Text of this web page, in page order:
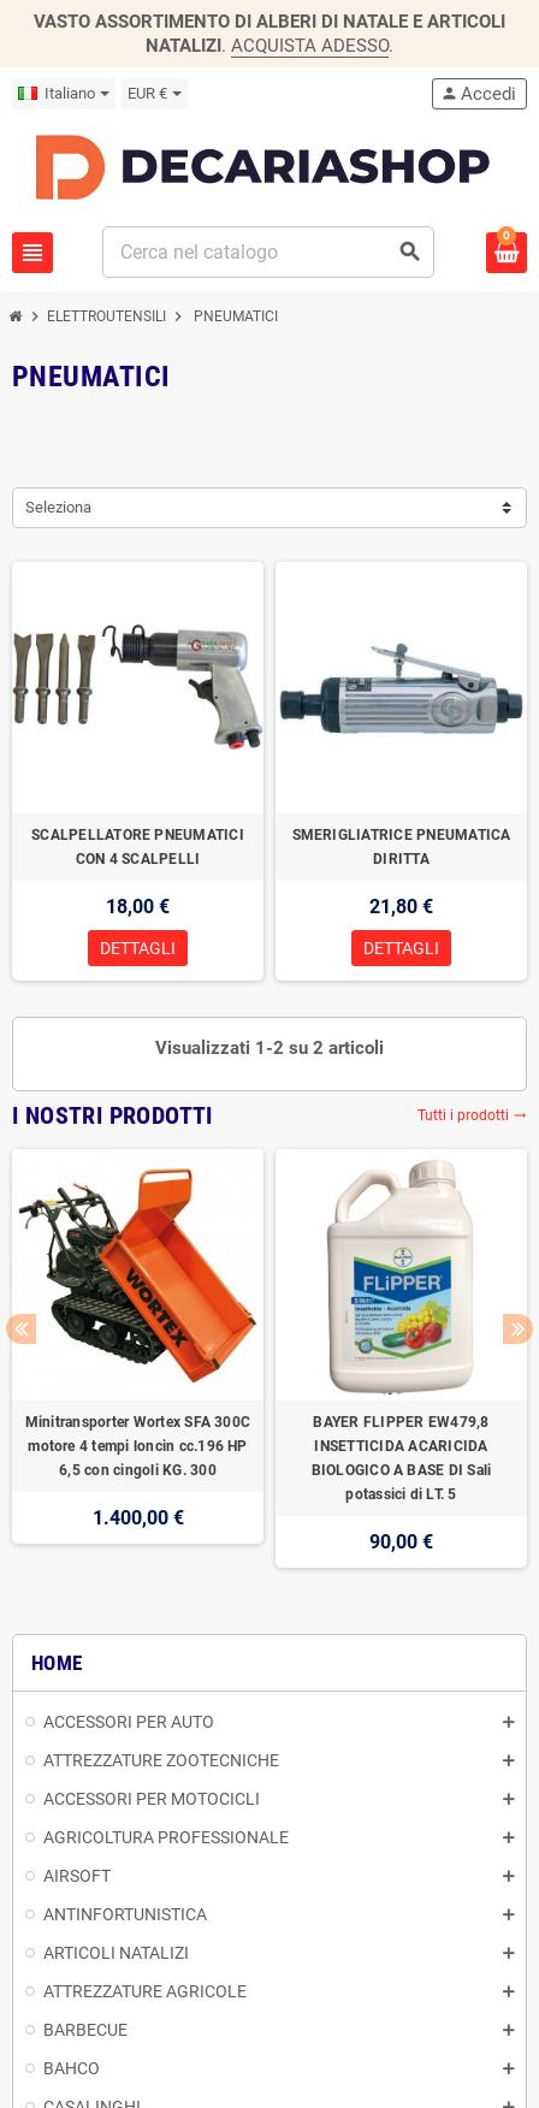
VASTO ASSORTIMENTO DI ALBERI DI NATALE E ARTICOLI
NATALIZI. ACQUISTA ADESSO.
Italiano EUR €
view_headline search
person Accedi
0
chevron_right ELETTROUTENSILI chevron_right PNEUMATICI
HOME
ACCESSORI PER AUTO
ATTREZZATURE ZOOTECNICHE
ACCESSORI PER MOTOCICLI
AGRICOLTURA PROFESSIONALE
AIRSOFT
ANTINFORTUNISTICA
ARTICOLI NATALIZI
ATTREZZATURE AGRICOLE
BARBECUE
BAHCO
PNEUMATICI
Seleziona
SCALPELLATORE PNEUMATICI
CON 4 SCALPELLI
18,00 €
DETTAGLI
SMERIGLIATRICE PNEUMATICA
DIRITTA
21,80 €
DETTAGLI
Visualizzati 1-2 su 2 articoli
I NOSTRI PRODOTTI Tutti i prodotti trending_flat
Minitransporter Wortex SFA 300C
motore 4 tempi loncin cc.196 HP
6,5 con cingoli KG. 300
1.400,00 €
BAYER FLIPPER EW479,8
INSETTICIDA ACARICIDA
BIOLOGICO A BASE DI Sali
potassici di LT. 5
90,00 €